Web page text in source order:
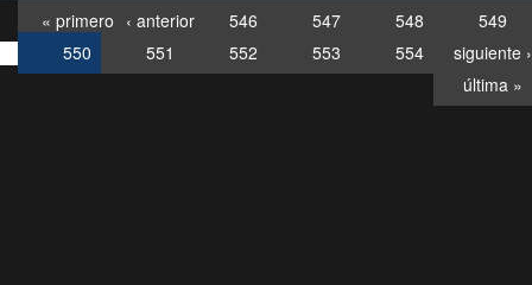
« primero ‹ anterior 546 547 548
549
550
551 552 553 554
siguiente ›
última »